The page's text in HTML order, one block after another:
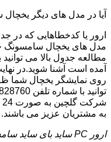
آیا در مدل های دیگر
مدل های یخچال سامسونگ
مطالعه جدول بالا می
آمده است آشنا شوید.در
روی نمایشگر یخچال شما
به مشتریان عزیز می باشند.
ارور PC ساید بای ساید سامسونگ